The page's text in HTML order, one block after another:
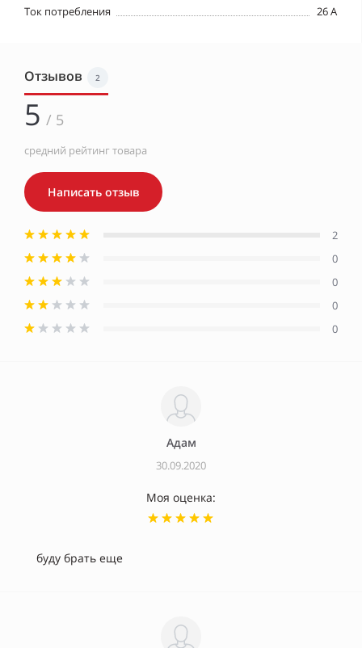
Ток потребления 26 A
Отзывов 2
5 / 5
средний рейтинг товара
Написать отзыв
2
0
0
0
0
Адам
30.09.2020
Моя оценка:
буду брать еще